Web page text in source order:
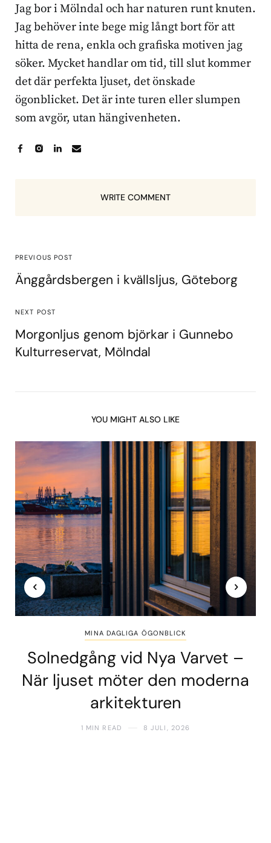
Jag bor i Mölndal och har naturen runt knuten.
Jag behöver inte bege mig långt bort för att
hitta de rena, enkla och grafiska motiven jag
söker. Mycket handlar om tid, till slut kommer
det där perfekta ljuset, det önskade
ögonblicket. Det är inte turen eller slumpen
som avgör, utan hängivenheten.
WRITE COMMENT
PREVIOUS POST
Änggårdsbergen i kvällsljus, Göteborg
NEXT POST
Morgonljus genom björkar i Gunnebo
Kulturreservat, Mölndal
YOU MIGHT ALSO LIKE
MINA DAGLIGA ÖGONBLICK
Solnedgång vid Nya Varvet –
När ljuset möter den moderna
arkitekturen
1 MIN READ 8 JULI, 2026